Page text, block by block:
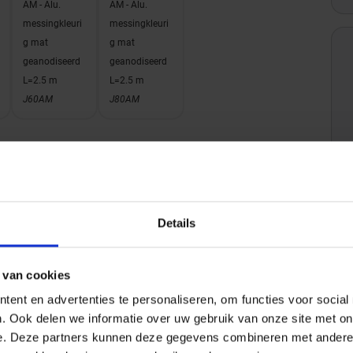
Details
cookies
en advertenties te personaliseren, om functies voor social
Ook delen we informatie over uw gebruik van onze site met
Deze partners kunnen deze gegevens combineren met
AM - Alu.
messingkleuri
g mat
geanodiseerd
L=2.5 m
J60AM
AM - Alu.
messingkleuri
g mat
geanodiseerd
L=2.5 m
J80AM
0,235 KG/Stuk
Hoogte mm
Lengte m
2.5
Afhalen in de showroom 1
werkdag, Geleverd binnen